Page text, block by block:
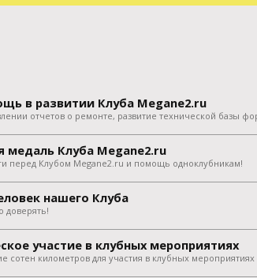
в развитии Клуба Megane2.ru
отчетов о ремонте, развитие технической базы
медаль Клуба Megane2.ru
перед Клубом Megane2.ru и помощь одноклубникам!
нашего Клуба
доверять!
участие в клубных мероприятиях
сотен километров для участия в клубных мероприятиях